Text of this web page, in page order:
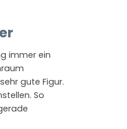
immer ein
gute Figur.
So